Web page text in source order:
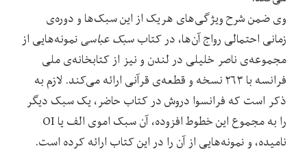
وی ضمن شرح ویژگی‌های هریک از این سبک‌ها و دوره‌ی
زمانی احتمالی رواج آن‌ها، در کتابسبک عباسینمونه‌هایی از
مجموعه‌ی ناصر خلیلی در لندن و نیز از کتابخانه‌ی ملی
فرانسه با ۲۶۳ نسخه و قطعه‌ی قرآنی ارائه می‌کند. لازم به
ذکر است که فرانسوا دروش در کتاب حاضر، یک سبک دیگر
را به مجموع این خطوط افزوده، آن سبک اموی الف یا OI
نامیده، و نمونه‌هایی از آن را در این کتاب ارائه کرده است.